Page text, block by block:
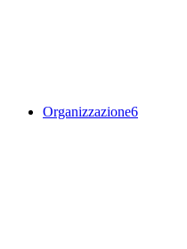
Organizzazione6